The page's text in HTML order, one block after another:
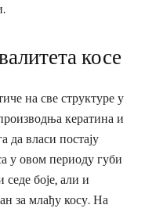
косе
на све структуре у
кератина и
да власи постају
у овом периоду губи
седе боје, али и
за млађу косу. На